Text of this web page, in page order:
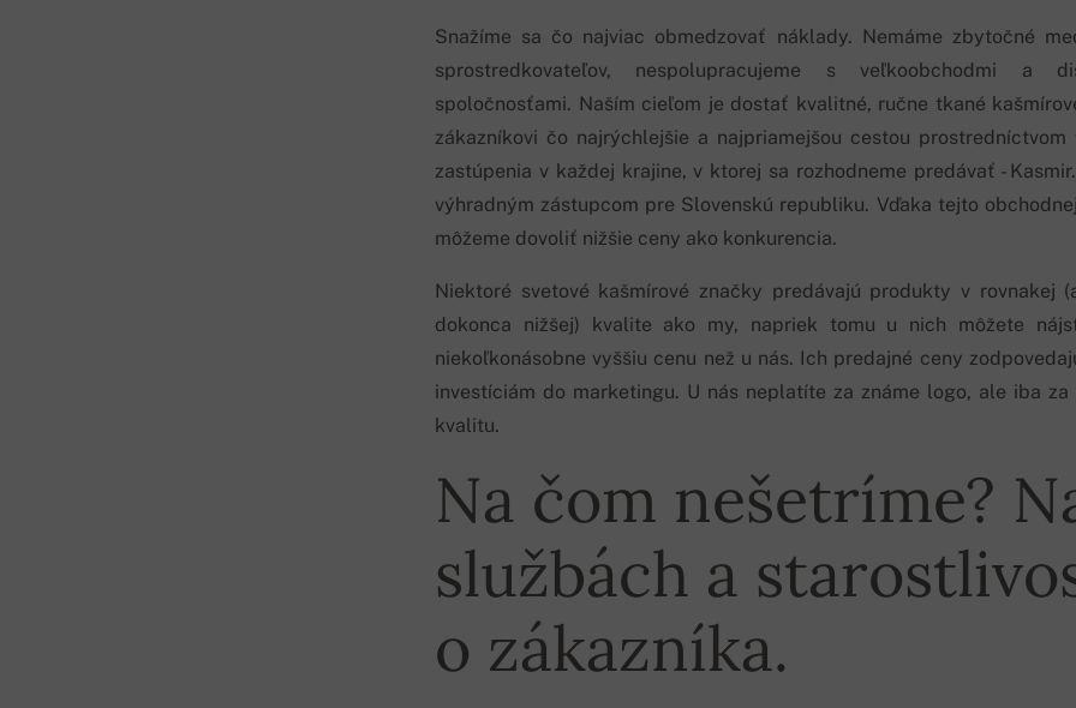
Snažíme sa čo najviac obmedzovať náklady. Nemáme zbytočné
sprostredkovateľov, nespolupracujeme s veľkoobchodmi a
spoločnosťami. Naším cieľom je dostať kvalitné, ručne tkané
zákazníkovi čo najrýchlejšie a najpriamejšou cestou prostredníctvom
zastúpenia v každej krajine, v ktorej sa rozhodneme predávať -
výhradným zástupcom pre Slovenskú republiku. Vďaka tejto
môžeme dovoliť nižšie ceny ako konkurencia.
Niektoré svetové kašmírové značky predávajú produkty v rovnakej
dokonca nižšej) kvalite ako my, napriek tomu u nich môžete
niekoľkonásobne vyššiu cenu než u nás. Ich predajné ceny
investíciám do marketingu. U nás neplatíte za známe logo, ale iba za
kvalitu.
Na čom nešetríme?
službách a
o zákazníka.